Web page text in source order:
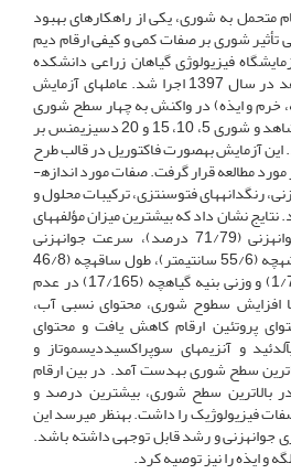
به شوری، یکی از راهکارهای بهبود
شوری بر صفات کمی و کیفی ارقام دیم
فیزیولوژی گیاهان زراعی دانشکده
علوم کشاورزی دانشگاه شاهد در سال 1397 اجرا شد. عامل­های آزمایش
خرم و ایذه) در واکنش به چهار سطح شوری
(عدم اعمال شوری به­عنوان شاهد و شوری 5، 10، 15 و 20 دسی­زیمنس بر
این آزمایش به­صورت فاکتوریل در قالب طرح
پایه کاملاً تصادفی با سه تکرار مورد مطالعه قرار گرفت. صفات مورد اندازه­
رنگدانه­های فتوسنتزی، ترکیبات محلول و
نتایج نشان داد که بیش­ترین میزان مؤلفه­های
جوانه­زنی همچون درصد جوانه­زنی (71/79 درصد)، سرعت جوانه­زنی
(18/5 بذر در روز)، طول ریشه­چه (55/6 سانتی­متر)، طول ساقه­چه (46/8
سانتی­متر)، شاخص طولی (1/70) و وزنی بنیه گیاهچه (17/165) در عدم
سطوح شوری، محتوای نسبی آب،
پروتئین ارقام کاهش یافت و محتوای
و آنزیم­های سوپراکسیددیسموتاز و
سطح شوری به­دست آمد. در بین ارقام
بالاترین سطح شوری، بیش­ترین درصد و
فیزیولوژیک را داشت. به­نظر می­رسد این
و رشد قابل توجهی داشته باشد.
و ایذه را نیز توصیه کرد.